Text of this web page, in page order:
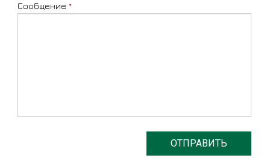
Сообщение *
ОТПРАВИТЬ